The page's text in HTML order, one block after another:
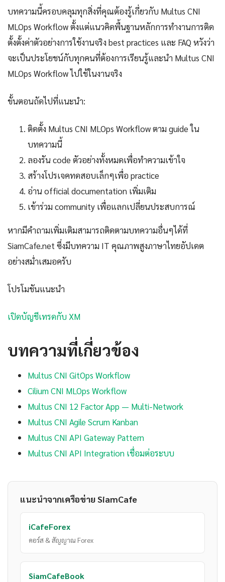
บทความนี้ครอบคลุมทุกสิ่งที่คุณต้องรู้เกี่ยวกับ Multus CNI
MLOps Workflow ตั้งแต่แนวคิดพื้นฐานหลักการทำงานการติด
ตั้งตั้งค่าตัวอย่างการใช้งานจริง best practices และ FAQ หวังว่า
จะเป็นประโยชน์กับทุกคนที่ต้องการเรียนรู้และนำ Multus CNI
MLOps Workflow ไปใช้ในงานจริง
ขั้นตอนถัดไปที่แนะนำ:
ติดตั้ง Multus CNI MLOps Workflow ตาม guide ใน
บทความนี้
ลองรัน code ตัวอย่างทั้งหมดเพื่อทำความเข้าใจ
สร้างโปรเจคทดสอบเล็กๆเพื่อ practice
อ่าน official documentation เพิ่มเติม
เข้าร่วม community เพื่อแลกเปลี่ยนประสบการณ์
หากมีคำถามเพิ่มเติมสามารถติดตามบทความอื่นๆได้ที่
SiamCafe.net ซึ่งมีบทความ IT คุณภาพสูงภาษาไทยอัปเดต
อย่างสม่ำเสมอครับ
โปรโมชันแนะนำ
เปิดบัญชีเทรดกับ XM
บทความที่เกี่ยวข้อง
Multus CNI GitOps Workflow
Cilium CNI MLOps Workflow
Multus CNI 12 Factor App — Multi-Network
Multus CNI Agile Scrum Kanban
Multus CNI API Gateway Pattern
Multus CNI API Integration เชื่อมต่อระบบ
แนะนำจากเครือข่าย SiamCafe
iCafeForex
คอร์ส & สัญญาณ Forex
SiamCafeBook